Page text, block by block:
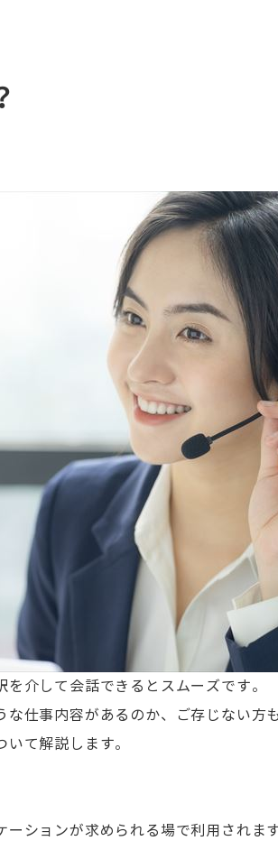
介して会話できるとスムーズです。
仕事内容があるのか、ご存じない方
て解説します。
ションが求められる場で利用されます